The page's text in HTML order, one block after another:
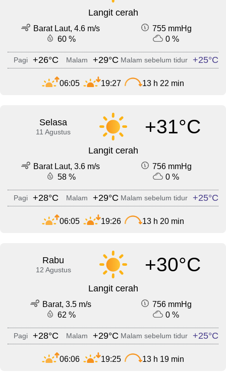
Langit cerah
Barat Laut, 4.6 m/s
755 mmHg
60 %
0 %
Pagi +26°C Malam +29°C Malam sebelum tidur +25°C
06:05 19:27 13 h 22 min
Selasa
11 Agustus +31°C
Langit cerah
Barat Laut, 3.6 m/s
756 mmHg
58 %
0 %
Pagi +28°C Malam +29°C Malam sebelum tidur +25°C
06:05 19:26 13 h 20 min
Rabu
12 Agustus +30°C
Langit cerah
Barat, 3.5 m/s
756 mmHg
62 %
0 %
Pagi +28°C Malam +29°C Malam sebelum tidur +25°C
06:06 19:25 13 h 19 min